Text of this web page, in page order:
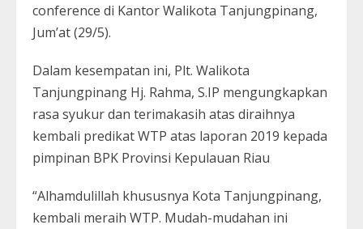
conference di Kantor Walikota Tanjungpinang,
Jum’at (29/5).
Dalam kesempatan ini, Plt. Walikota
Tanjungpinang Hj. Rahma, S.IP mengungkapkan
rasa syukur dan terimakasih atas diraihnya
kembali predikat WTP atas laporan 2019 kepada
pimpinan BPK Provinsi Kepulauan Riau
“Alhamdulillah khususnya Kota Tanjungpinang,
kembali meraih WTP. Mudah-mudahan ini